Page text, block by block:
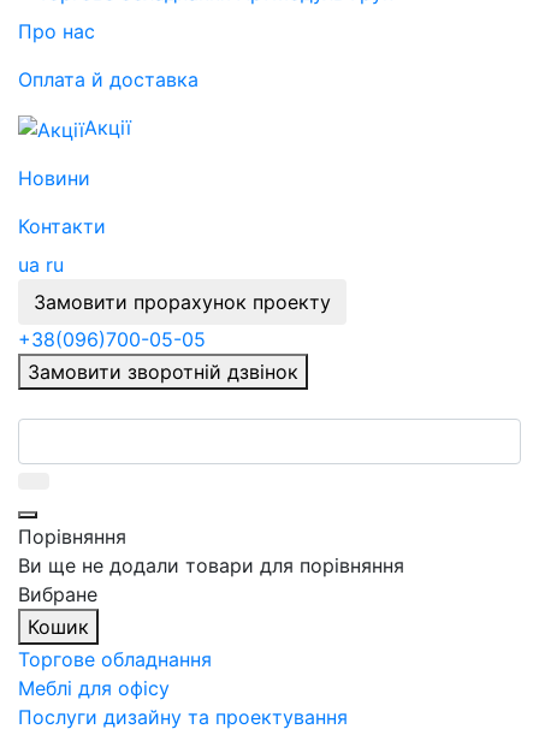
Про нас
Оплата й доставка
Акції
Новини
Контакти
ua ru
Замовити прорахунок проекту
+38(096)700-05-05
Замовити зворотній дзвінок
Порівняння
Ви ще не додали товари для порівняння
Вибране
Кошик
Торгове обладнання
Меблі для офісу
Послуги дизайну та проектування